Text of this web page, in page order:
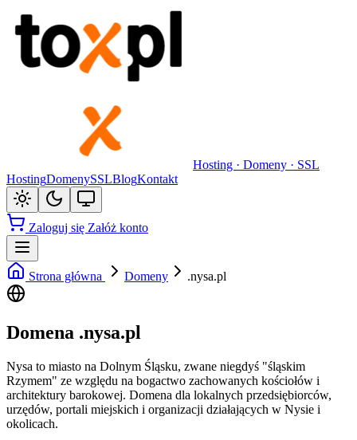
Hosting · Domeny · SSL
HostingDomenySSLBlogKontakt
Zaloguj się Załóż konto
Strona główna Domeny .nysa.pl
Domena .nysa.pl
Nysa to miasto na Dolnym Śląsku, zwane niegdyś "śląskim
Rzymem" ze względu na bogactwo zachowanych kościołów i
architektury barokowej. Domena dla lokalnych przedsiębiorców,
urzędów, portali miejskich i organizacji działających w Nysie i
okolicach.